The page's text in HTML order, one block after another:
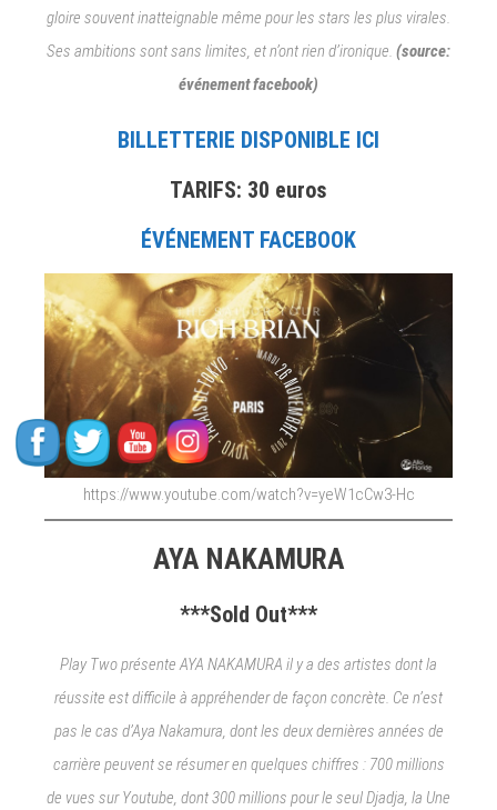
GREGORY
GLOCK.
gloire souvent inatteignable même pour les stars les plus virales.
Ses ambitions sont sans limites, et n’ont rien d’ironique. (source:
événement facebook)
BILLETTERIE DISPONIBLE ICI
TARIFS: 30 euros
ÉVÉNEMENT FACEBOOK
https://www.youtube.com/watch?v=yeW1cCw3-Hc
AYA NAKAMURA
***Sold Out***
Play Two présente AYA NAKAMURA il y a des artistes dont la
réussite est difficile à appréhender de façon concrète. Ce n’est
pas le cas d’Aya Nakamura, dont les deux dernières années de
carrière peuvent se résumer en quelques chiffres : 700 millions
de vues sur Youtube, dont 300 millions pour le seul Djadja, la Une